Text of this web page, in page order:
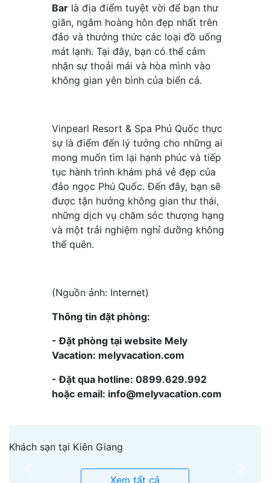
Bar là địa điểm tuyệt vời để bạn thư
giãn, ngắm hoàng hôn đẹp nhất trên
đảo và thưởng thức các loại đồ uống
mát lạnh. Tại đây, bạn có thể cảm
nhận sự thoải mái và hòa mình vào
không gian yên bình của biển cả.
Vinpearl Resort & Spa Phú Quốc thực
sự là điểm đến lý tưởng cho những ai
mong muốn tìm lại hạnh phúc và tiếp
tục hành trình khám phá vẻ đẹp của
đảo ngọc Phú Quốc. Đến đây, bạn sẽ
được tận hưởng không gian thư thái,
những dịch vụ chăm sóc thượng hạng
và một trải nghiệm nghỉ dưỡng không
thể quên.
(Nguồn ảnh: Internet)
Thông tin đặt phòng:
- Đặt phòng tại website Mely
Vacation: melyvacation.com
- Đặt qua hotline: 0899.629.992
hoặc email: info@melyvacation.com
Khách sạn tại Kiên Giang
Xem tất cả